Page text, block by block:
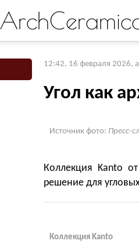
12:42, 16 февраля 2026,
Угол как
Источник фото: Пресс-
Коллекция Kanto
решение для
Коллекция Kanto